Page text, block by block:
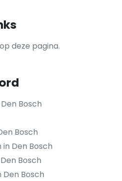
deze pagina.
Bosch
Bosch
Den Bosch
Bosch
Bosch